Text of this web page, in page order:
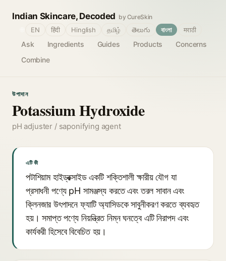
Indian Skincare, Decoded by CureSkin
Ask Ingredients Guides Products
Concerns
Combine
EN हिंदी Hinglish தமிழ் తెలుగు বাংলা मराठी
উপাদান
Potassium Hydroxide
pH adjuster / saponifying agent
এটি কী
পটাশিয়াম হাইড্রক্সাইড একটি শক্তিশালী ক্ষারীয় যৌগ যা
প্রসাধনী পণ্যে pH সামঞ্জস্য করতে এবং তরল সাবান এবং
ক্লিনজার উৎপাদনে ফ্যাটি অ্যাসিডকে সাবুনীকরণ করতে ব্যবহৃত
হয়। সমাপ্ত পণ্যে নিয়ন্ত্রিত নিম্ন ঘনত্বে এটি নিরাপদ এবং
কার্যকরী হিসেবে বিবেচিত হয়।